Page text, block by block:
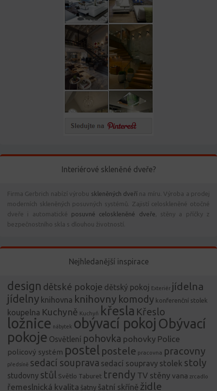
Interiérové skleněné dveře?
Firma Gerbrich nabízí výrobu skleněných dveří na míru. Výroba a prodej
moderních skleněných posuvných systémů. Zajistí celoskleněné otočné
dveře i automatické posuvné celoskleněné dveře, stěny a příčky z
bezpečnostního skla s dlouhou životností.
Nejhledanější inspirace
design dětské pokoje dětský pokoj Exteriér jídelna
jídelny knihovna knihovny komody konferenční stolek
koupelna Kuchyně Kuchyň křesla Křeslo
ložnice nábytek obývací pokoj Obývací
pokoje Osvětlení pohovka pohovky Police
policový systém postel postele pracovna pracovny
předsíně sedací souprava sedací soupravy stolek stoly
studovny stůl Světlo Taburet trendy TV stěny vana zrcadlo
řemeslnická kvalita šatny šatní skříně židle